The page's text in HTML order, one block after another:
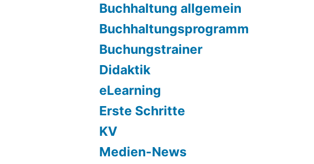
Buchhaltung allgemein
Buchhaltungsprogramm
Buchungstrainer
Didaktik
eLearning
Erste Schritte
KV
Medien-News